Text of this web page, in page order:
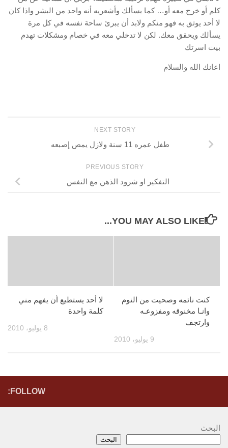
كلم أو خرج معه أو… كما يسألك وأشعريه أنه واحد من البشر واذا كان
لا أحد يوثق به فهو منكم ولابد أن يبرئ ساحة نفسه في كل مرة
يسألك ويحقق معك. لكن لا تدخلي معه في خصام ومشكلات تهدم
بيت اسرتك
اعانك الله والسلام
NEXT STORY
طفل عمره 11 سنة ولازل يمص إصبعه
PREVIOUS STORY
التفكير او شرود الذهن مع النفس
YOU MAY ALSO LIKE...
لا أحد يستطيع أن يفهم مني
كلمة واحدة
8 يوليو، 2010
كنت نائمه وصحيت من النوم
وانـا مخنوقه ومفزوعـه
وارتجف
9 يوليو، 2010
FOLLOW:
البحث
البحث